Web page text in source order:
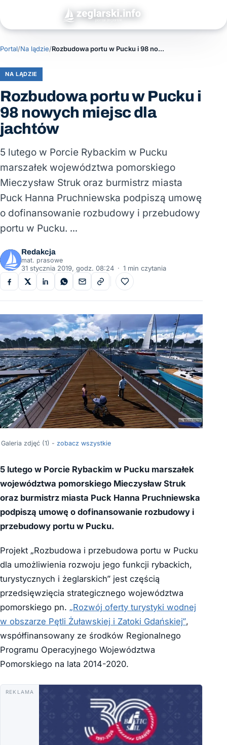
Portal/Na lądzie/ Rozbudowa portu w Pucku i 98 nowych miejsc dla jachtów
NA LĄDZIE
Rozbudowa portu w Pucku i
98 nowych miejsc dla
jachtów
5 lutego w Porcie Rybackim w Pucku
marszałek województwa pomorskiego
Mieczysław Struk oraz burmistrz miasta
Puck Hanna Pruchniewska podpiszą umowę
o dofinansowanie rozbudowy i przebudowy
portu w Pucku. …
Redakcja
mat. prasowe
31 stycznia 2019, godz. 08:24 · 1 min czytania
Do ulubionych
Galeria zdjęć (1) - zobacz wszystkie
5 lutego w Porcie Rybackim w Pucku marszałek
województwa pomorskiego Mieczysław Struk
oraz burmistrz miasta Puck Hanna Pruchniewska
podpiszą umowę o dofinansowanie rozbudowy i
przebudowy portu w Pucku.
Projekt „Rozbudowa i przebudowa portu w Pucku
dla umożliwienia rozwoju jego funkcji rybackich,
turystycznych i żeglarskich” jest częścią
przedsięwzięcia strategicznego województwa
pomorskiego pn. „Rozwój oferty turystyki wodnej
w obszarze Pętli Żuławskiej i Zatoki Gdańskiej”,
współfinansowany ze środków Regionalnego
Programu Operacyjnego Województwa
Pomorskiego na lata 2014-2020.
REKLAMA